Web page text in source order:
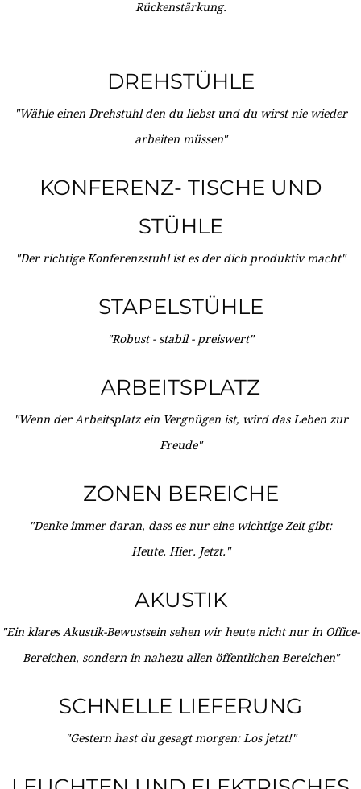
Rückenstärkung.
DREHSTÜHLE
"Wähle einen Drehstuhl den du liebst und du wirst nie wieder
arbeiten müssen"
KONFERENZ- TISCHE UND
STÜHLE
"Der richtige Konferenzstuhl ist es der dich produktiv macht"
STAPELSTÜHLE
"Robust - stabil - preiswert"
ARBEITSPLATZ
"Wenn der Arbeitsplatz ein Vergnügen ist, wird das Leben zur
Freude"
ZONEN BEREICHE
"Denke immer daran, dass es nur eine wichtige Zeit gibt:
Heute. Hier. Jetzt."
AKUSTIK
"Ein klares Akustik-Bewustsein sehen wir heute nicht nur in Office-
Bereichen, sondern in nahezu allen öffentlichen Bereichen"
SCHNELLE LIEFERUNG
"Gestern hast du gesagt morgen: Los jetzt!"